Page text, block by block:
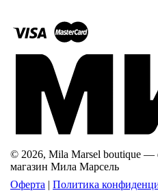
© 2026, Mila Marsel boutique
магазин Мила Марсель
Оферта | Политика